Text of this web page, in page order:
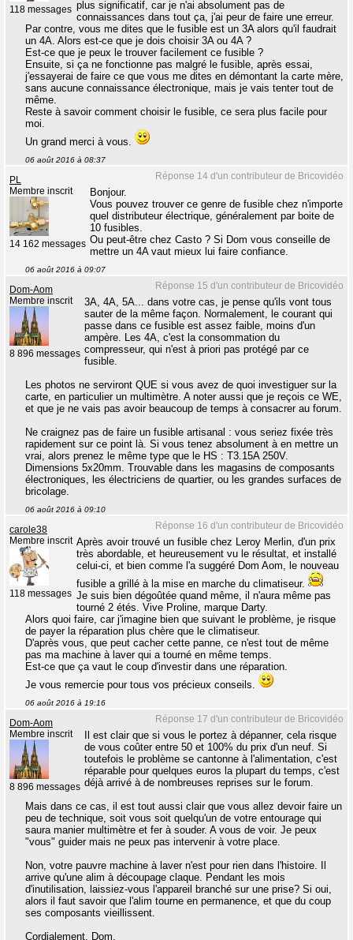
118 messages plus significatif, car je n'ai absolument pas de
connaissances dans tout ça, j'ai peur de faire une erreur.
Par contre, vous me dites que le fusible est un 3A alors qu'il faudrait
un 4A. Alors est-ce que je dois choisir 3A ou 4A ?
Est-ce que je peux le trouver facilement ce fusible ?
Ensuite, si ça ne fonctionne pas malgré le fusible, après essai,
j'essayerai de faire ce que vous me dites en démontant la carte mère,
sans aucune connaissance électronique, mais je vais tenter tout de
même.
Reste à savoir comment choisir le fusible, ce sera plus facile pour
moi.
Un grand merci à vous.
06 août 2016 à 08:37
Réponse 14 d'un contributeur de Bricovidéo
PL
Membre inscrit
14 162 messages
Bonjour.
Vous pouvez trouver ce genre de fusible chez n'importe
quel distributeur électrique, généralement par boite de
10 fusibles.
Ou peut-être chez Casto ? Si Dom vous conseille de
mettre un 4A vaut mieux lui faire confiance.
06 août 2016 à 09:07
Réponse 15 d'un contributeur de Bricovidéo
Dom-Aom
Membre inscrit
8 896 messages
3A, 4A, 5A... dans votre cas, je pense qu'ils vont tous
sauter de la même façon. Normalement, le courant qui
passe dans ce fusible est assez faible, moins d'un
ampère. Les 4A, c'est la consommation du
compresseur, qui n'est à priori pas protégé par ce
fusible.
Les photos ne serviront QUE si vous avez de quoi investiguer sur la
carte, en particulier un multimètre. A noter aussi que je reçois ce WE,
et que je ne vais pas avoir beaucoup de temps à consacrer au forum.
Ne craignez pas de faire un fusible artisanal : vous seriez fixée très
rapidement sur ce point là. Si vous tenez absolument à en mettre un
vrai, alors prenez le même type que le HS : T3.15A 250V.
Dimensions 5x20mm. Trouvable dans les magasins de composants
électroniques, les électriciens de quartier, ou les grandes surfaces de
bricolage.
06 août 2016 à 09:10
Réponse 16 d'un contributeur de Bricovidéo
carole38
Membre inscrit
118 messages
Après avoir trouvé un fusible chez Leroy Merlin, d'un prix
très abordable, et heureusement vu le résultat, et installé
celui-ci, et bien comme l'a suggéré Dom Aom, le nouveau
fusible a grillé à la mise en marche du climatiseur.
Je suis bien dégoûtée quand même, il n'aura même pas
tourné 2 étés. Vive Proline, marque Darty.
Alors quoi faire, car j'imagine bien que suivant le problème, je risque
de payer la réparation plus chère que le climatiseur.
D'après vous, que peut cacher cette panne, ce n'est tout de même
pas ma machine à laver qui a tourné en même temps.
Est-ce que ça vaut le coup d'investir dans une réparation.
Je vous remercie pour tous vos précieux conseils.
06 août 2016 à 19:16
Réponse 17 d'un contributeur de Bricovidéo
Dom-Aom
Membre inscrit
8 896 messages
Il est clair que si vous le portez à dépanner, cela risque
de vous coûter entre 50 et 100% du prix d'un neuf. Si
toutefois le problème se cantonne à l'alimentation, c'est
réparable pour quelques euros la plupart du temps, c'est
déjà arrivé à de nombreuses reprises sur le forum.
Mais dans ce cas, il est tout aussi clair que vous allez devoir faire un
peu de technique, soit vous soit quelqu'un de votre entourage qui
saura manier multimètre et fer à souder. A vous de voir. Je peux
"vous" guider mais ne peux pas intervenir à votre place.
Non, votre pauvre machine à laver n'est pour rien dans l'histoire. Il
arrive qu'une alim à découpage claque. Pendant les mois
d'inutilisation, laissiez-vous l'appareil branché sur une prise? Si oui,
alors il faut savoir que l'alim tourne en permanence, et que du coup
ses composants vieillissent.
Cordialement, Dom.